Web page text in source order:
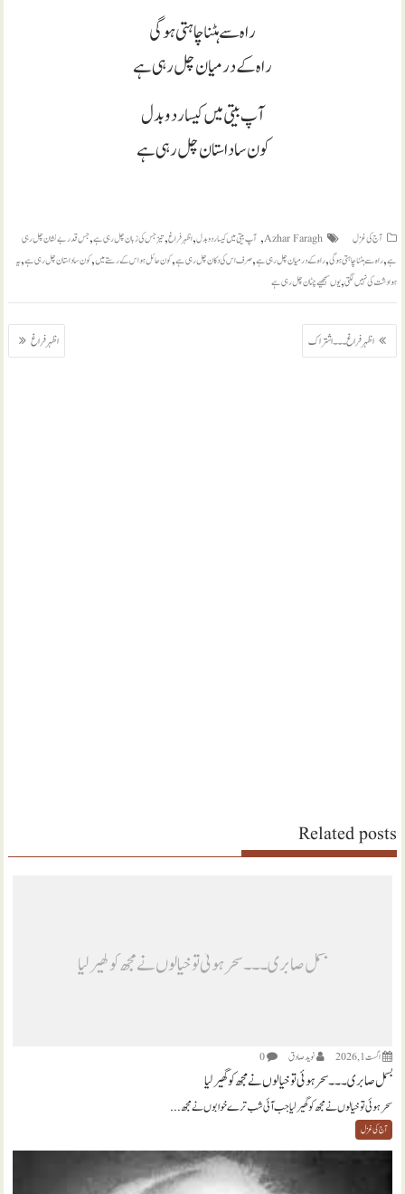
راہ سے ہٹنا چاہتی ہو گی
راہ کے درمیان چل رہی ہے
آپ بیتی میں کیسا رد و بدل
کون سا داستان چل رہی ہے
آج کی غزل Azhar Faragh
,آپ بیتی میں کیسا رد و بدل,اظہر فراغ,تیز جس کی زبان چل رہی ہے,جس قدر بے نشان چل رہی
ہے,راہ سے ہٹنا چاہتی ہو گی,راہ کے درمیان چل رہی ہے,صرف اس کی دکان چل رہی ہے,کون حائل ہو اس کے رستے میں,کون سا داستان چل رہی ہے,یہ
ہوا دشت کی نہیں لگتی,یوں سمجھیے چٹان چل رہی ہے
پوسٹوں
کی
اظہر فراغ ۔۔۔ اشتراک اظہر فراغ
Related posts
بسمل صابری ۔۔۔ سحر ہوئی تو خیالوں نے مجھ کو گھیر لیا
اگست 1, 2026 نويد صادق 0
بسمل صابری ۔۔۔ سحر ہوئی تو خیالوں نے مجھ کو گھیر لیا
سحر ہوئی تو خیالوں نے مجھ کو گھیر لیا جب آئی شب ترے خوابوں نے مجھ...
آج کی غزل